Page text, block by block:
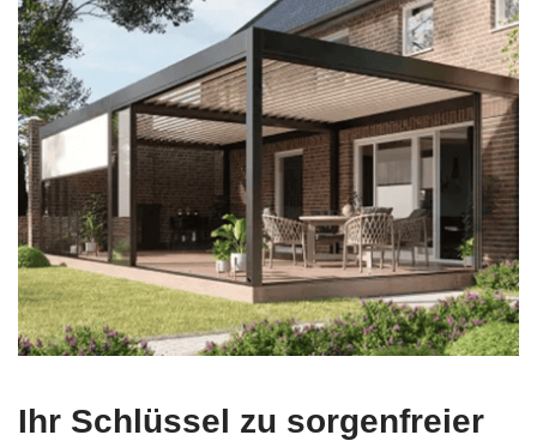
Ihr Schlüssel zu sorgenfreier